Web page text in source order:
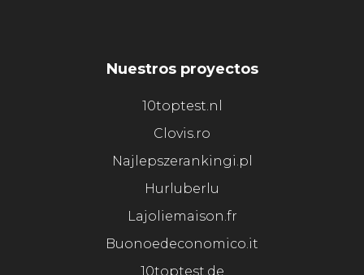
Nuestros proyectos
10toptest.nl
Clovis.ro
Najlepszerankingi.pl
Hurluberlu
Lajoliemaison.fr
Buonoedeconomico.it
10toptest.de